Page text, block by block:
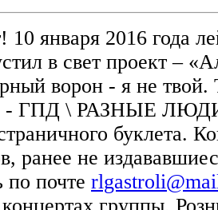
10 января 2016 года
в свет проект –
ворон - я не
- ГПД \ РАЗНЫЕ
буклета.
ранее не
по почте